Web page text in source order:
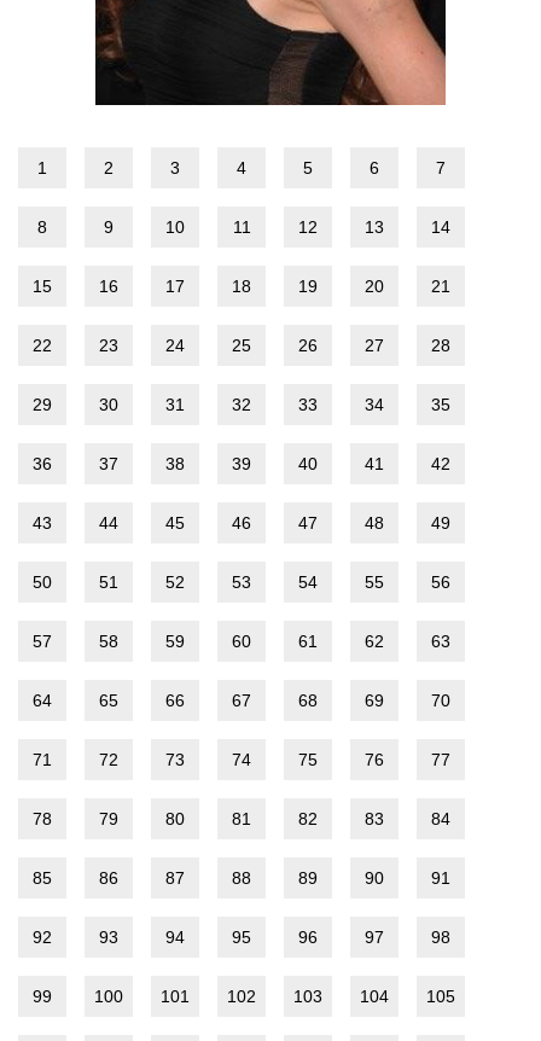
1 2 3 4 5 6 7
8 9 10 11 12 13 14
15 16 17 18 19 20 21
22 23 24 25 26 27 28
29 30 31 32 33 34 35
36 37 38 39 40 41 42
43 44 45 46 47 48 49
50 51 52 53 54 55 56
57 58 59 60 61 62 63
64 65 66 67 68 69 70
71 72 73 74 75 76 77
78 79 80 81 82 83 84
85 86 87 88 89 90 91
92 93 94 95 96 97 98
99 100 101 102 103 104 105